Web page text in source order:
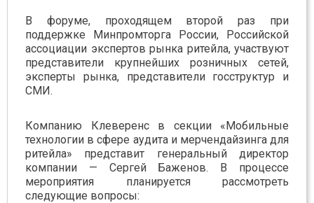
В форуме, проходящем второй раз при
поддержке Минпромторга России, Российской
ассоциации экспертов рынка ритейла, участвуют
представители крупнейших розничных сетей,
эксперты рынка, представители госструктур и
СМИ.
Компанию Клеверенс в секции «Мобильные
технологии в сфере аудита и мерчендайзинга для
ритейла» представит генеральный директор
компании — Сергей Баженов. В процессе
мероприятия планируется рассмотреть
следующие вопросы: